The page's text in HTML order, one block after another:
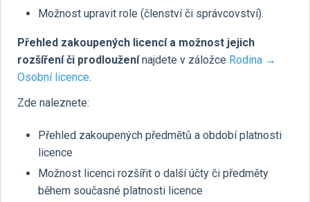
Možnost upravit role (členství či správcovství).
Přehled zakoupených licencí a možnost jejich
rozšíření či prodlouženínajdete v záložce Rodina →
Osobní licence.
Zde naleznete:
Přehled zakoupených předmětů a období platnosti
licence
Možnost licenci rozšířit o další účty či předměty
během současné platnosti licence